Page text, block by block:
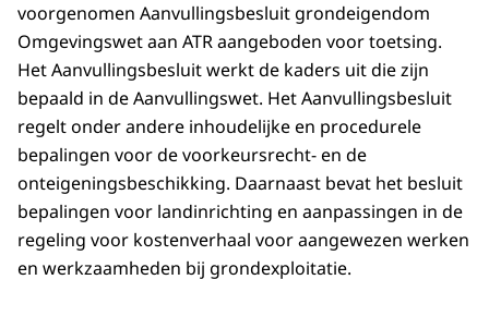
voorgenomen Aanvullingsbesluit grondeigendom
Omgevingswet aan ATR aangeboden voor toetsing.
Het Aanvullingsbesluit werkt de kaders uit die zijn
bepaald in de Aanvullingswet. Het Aanvullingsbesluit
regelt onder andere inhoudelijke en procedurele
bepalingen voor de voorkeursrecht- en de
onteigeningsbeschikking. Daarnaast bevat het besluit
bepalingen voor landinrichting en aanpassingen in de
regeling voor kostenverhaal voor aangewezen werken
en werkzaamheden bij grondexploitatie.